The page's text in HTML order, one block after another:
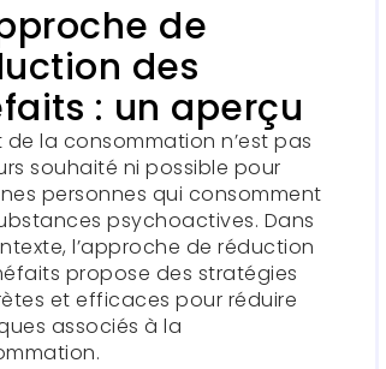
de
des
: un aperçu
de la consommation n’est pas
souhaité ni possible pour
personnes qui consomment
psychoactives. Dans
l’approche de réduction
propose des stratégies
et efficaces pour réduire
associés à la